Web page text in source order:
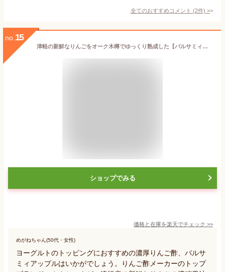
全てのおすすめコメント (2件) >
no. 15
津軽の新鮮なりんごをオーク木樽でゆっくり熟成した【バルサミィアップル 200ml】本格的濃厚りんご酢 カネショウ リンゴ酢 [※当店他商品との同梱可][※常温便][※SP]
ショップでみる
価格と在庫を楽天でチェック >>
めがねちゃん(50代・女性)
ヨーグルトのトッピングにおすすめの濃厚りんご酢、バルサ
ミィアップルはいかがでしょう。りんご酢メーカーのトップ